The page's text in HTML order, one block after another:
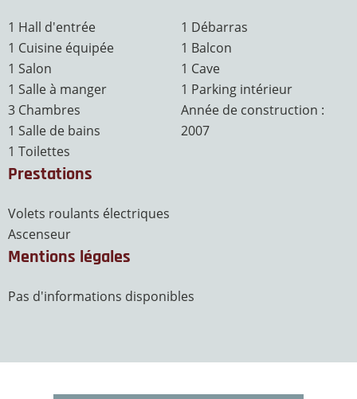
1 Hall d'entrée
1 Cuisine équipée
1 Salon
1 Salle à manger
3 Chambres
1 Salle de bains
1 Toilettes
1 Débarras
1 Balcon
1 Cave
1 Parking intérieur
Année de construction :
2007
Prestations
Volets roulants électriques
Ascenseur
Mentions légales
Pas d'informations disponibles